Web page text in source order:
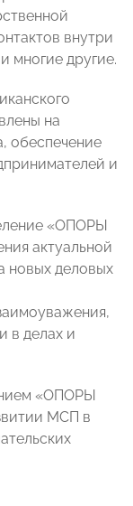
внутри
многие другие.
на
обеспечение
и
«ОПОРЫ
актуальной
новых деловых
в делах и
«ОПОРЫ
МСП в